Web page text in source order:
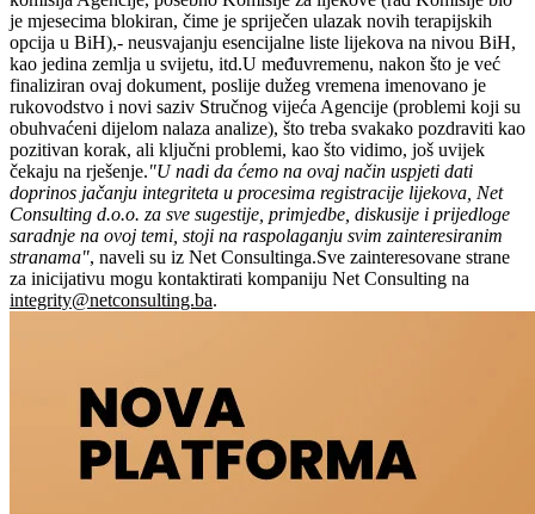
je mjesecima blokiran, čime je spriječen ulazak novih terapijskih
opcija u BiH),- neusvajanju esencijalne liste lijekova na nivou BiH,
kao jedina zemlja u svijetu, itd.U međuvremenu, nakon što je već
finaliziran ovaj dokument, poslije dužeg vremena imenovano je
rukovodstvo i novi saziv Stručnog vijeća Agencije (problemi koji su
obuhvaćeni dijelom nalaza analize), što treba svakako pozdraviti kao
pozitivan korak, ali ključni problemi, kao što vidimo, još uvijek
čekaju na rješenje."U nadi da ćemo na ovaj način uspjeti dati
doprinos jačanju integriteta u procesima registracije lijekova, Net
Consulting d.o.o. za sve sugestije, primjedbe, diskusije i prijedloge
saradnje na ovoj temi, stoji na raspolaganju svim zainteresiranim
stranama", naveli su iz Net Consultinga.Sve zainteresovane strane
za inicijativu mogu kontaktirati kompaniju Net Consulting na
integrity@netconsulting.ba.